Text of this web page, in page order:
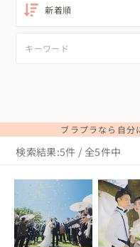
ブラプラなら自分
検索結果:5件 / 全5件中